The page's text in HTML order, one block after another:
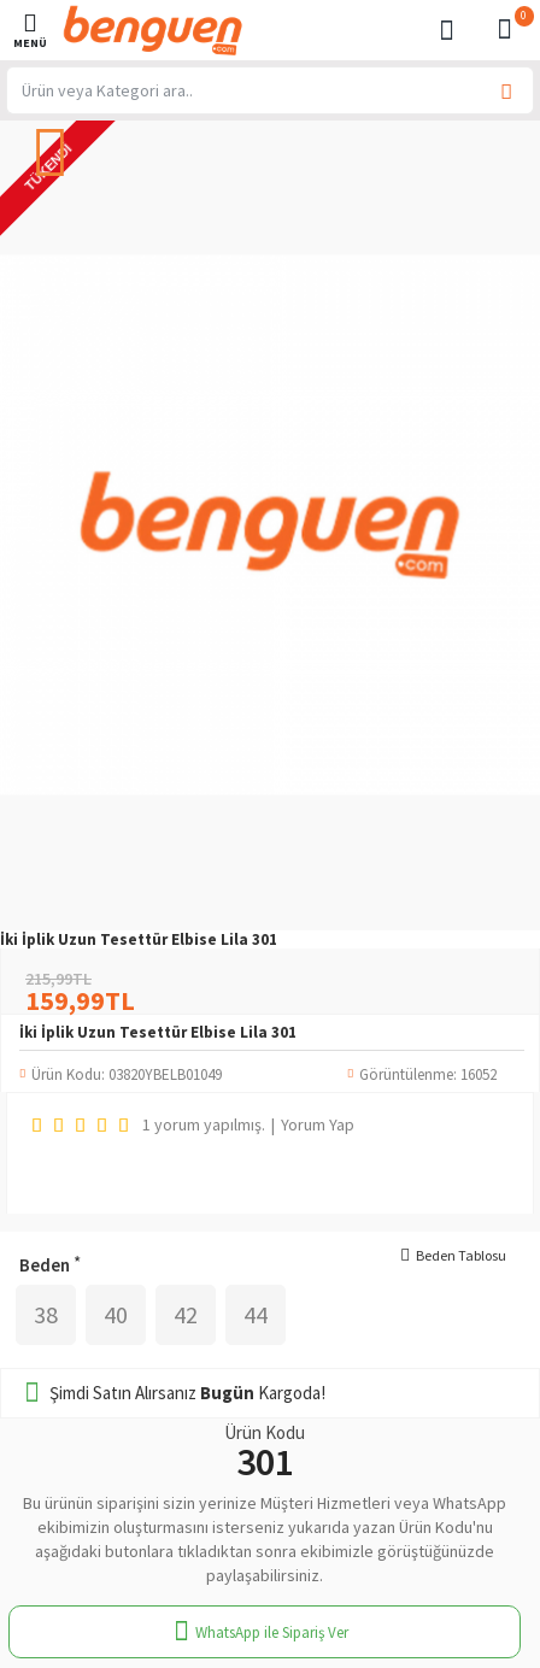
0
TÜKENDI
İki İplik Uzun Tesettür Elbise Lila 301
İki İplik Uzun Tesettür Elbise Lila 301
Ürün Kodu: 03820YBELB01049 Görüntülenme: 16052
1 yorum yapılmış. | Yorum Yap
159,99TL
215,99TL
Beden
38 40 42 44
Beden Tablosu
Şimdi Satın Alırsanız Bugün Kargoda!
Ürün Kodu
301
Bu ürünün siparişini sizin yerinize Müşteri Hizmetleri veya WhatsApp
ekibimizin oluşturmasını isterseniz yukarıda yazan Ürün Kodu'nu
aşağıdaki butonlara tıkladıktan sonra ekibimizle görüştüğünüzde
paylaşabilirsiniz.
WhatsApp ile Sipariş Ver